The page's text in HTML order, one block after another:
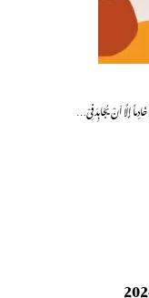
إِلَّا اَنْ یُجَاہِدَ فِیْ…